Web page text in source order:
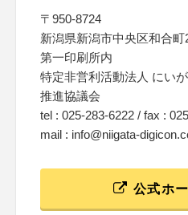
〒950-8724
新潟県新潟市中央区和合
第一印刷所内
特定非営利活動法人 にい
推進協議会
tel : 025-283-6222 / fax :
mail : info@niigata-
公式ホ